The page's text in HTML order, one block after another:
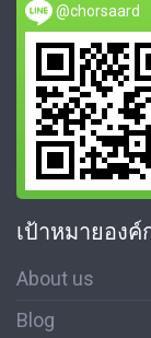
@chorsaard
เป้าหมายองค์
About us
Blog